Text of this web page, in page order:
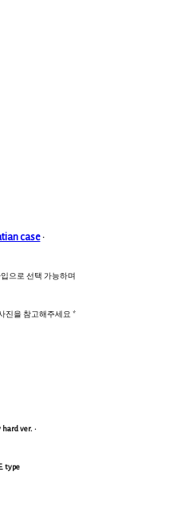
case·
으로 선택 가능하며
진을 참고해주세요 *
ver. ·
type